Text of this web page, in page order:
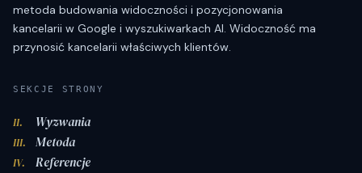
metoda budowania widoczności i pozycjonowania
kancelarii w Google i wyszukiwarkach AI. Widoczność ma
przynosić kancelarii właściwych klientów.
SEKCJE STRONY
II. Wyzwania
III. Metoda
IV. Referencje